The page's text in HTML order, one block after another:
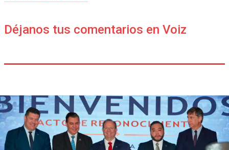
Déjanos tus comentarios en Voiz